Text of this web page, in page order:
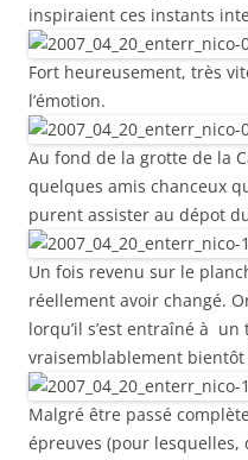
inspiraient ces instants
Fort heureusement, très
l’émotion.
Au fond de la grotte de la
quelques amis chanceux
purent assister au dépot
Un fois revenu sur le
réellement avoir changé.
lorqu’il s’est entraîné à un
vraisemblablement
Malgré être passé
épreuves (pour lesquelles,